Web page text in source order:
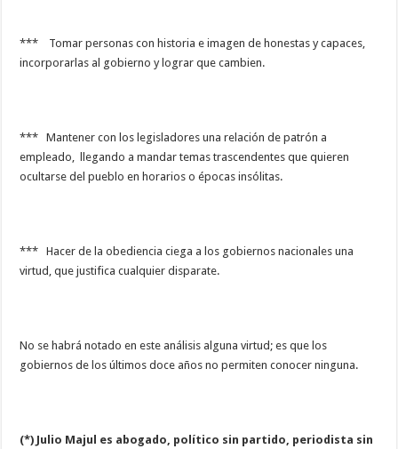
*** Tomar personas con historia e imagen de honestas y capaces,
incorporarlas al gobierno y lograr que cambien.
*** Mantener con los legisladores una relación de patrón a
empleado, llegando a mandar temas trascendentes que quieren
ocultarse del pueblo en horarios o épocas insólitas.
*** Hacer de la obediencia ciega a los gobiernos nacionales una
virtud, que justifica cualquier disparate.
No se habrá notado en este análisis alguna virtud; es que los
gobiernos de los últimos doce años no permiten conocer ninguna.
(*) Julio Majul es abogado, político sin partido, periodista sin